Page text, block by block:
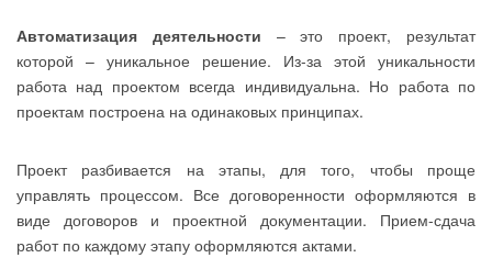
Автоматизация деятельности – это проект, результат
которой – уникальное решение. Из-за этой уникальности
работа над проектом всегда индивидуальна. Но работа по
проектам построена на одинаковых принципах.
Проект разбивается на этапы, для того, чтобы проще
управлять процессом. Все договоренности оформляются в
виде договоров и проектной документации. Прием-сдача
работ по каждому этапу оформляются актами.